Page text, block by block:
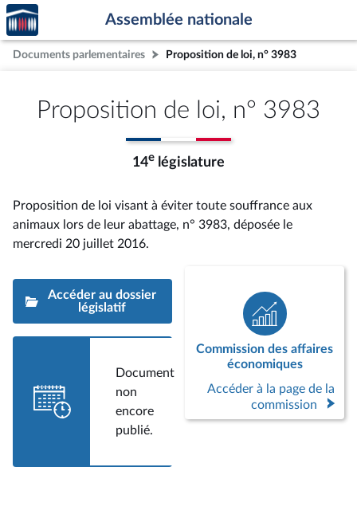
Aller au contenu
Aller en bas de la page
Accèder
à la
page
d'accueil
Assemblée nationale
Documents parlementaires Proposition de loi, n° 3983
Proposition de loi, n° 3983
14e législature
Proposition de loi visant à éviter toute souffrance aux
animaux lors de leur abattage, n° 3983, déposée le
mercredi 20 juillet 2016.
Accéder au dossier
législatif
Document
non
encore
publié.
Commission des affaires
économiques
Accéder à la page de la
commission